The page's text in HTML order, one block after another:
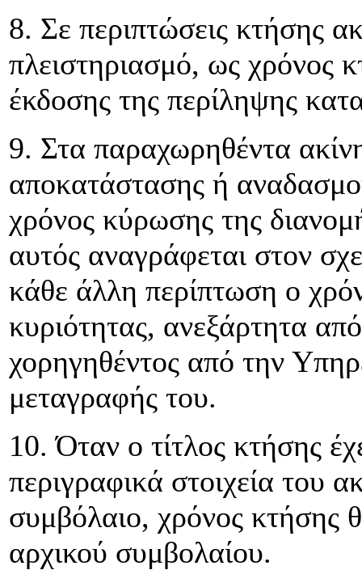
8. Σε περιπτώσεις κτήσης
πλειστηριασμό, ως χρόνος
έκδοσης της περίληψης
9. Στα παραχωρηθέντα
αποκατάστασης ή
χρόνος κύρωσης της
αυτός αναγράφεται στον
κάθε άλλη περίπτωση ο
κυριότητας, ανεξάρτητα
χορηγηθέντος από την
μεταγραφής του.
10. Όταν ο τίτλος κτήσης
περιγραφικά στοιχεία του
συμβόλαιο, χρόνος κτήσης
αρχικού συμβολαίου.